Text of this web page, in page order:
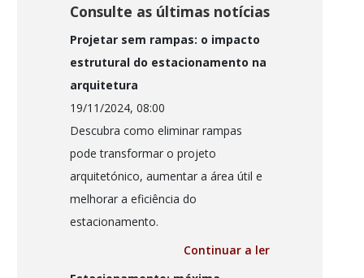
Consulte as últimas notícias
Projetar sem rampas: o impacto
estrutural do estacionamento na
arquitetura
19/11/2024, 08:00
Descubra como eliminar rampas
pode transformar o projeto
arquitetónico, aumentar a área útil e
melhorar a eficiência do
estacionamento.
Continuar a ler